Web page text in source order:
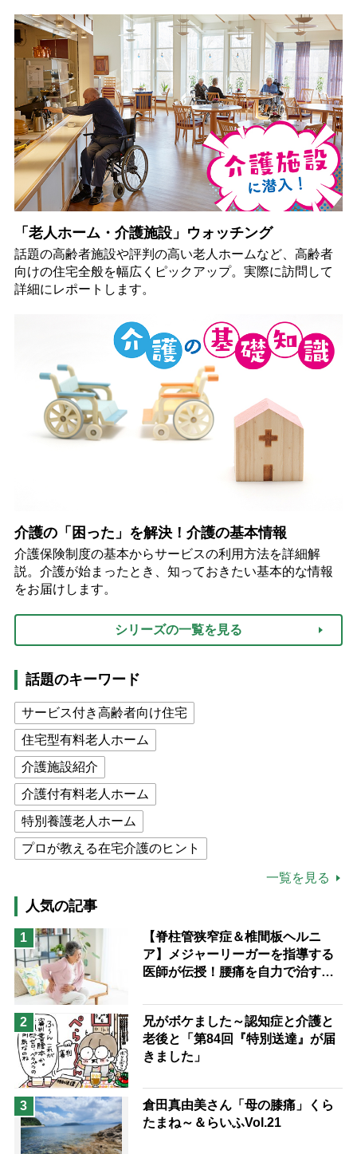
「老人ホーム・介護施設」ウォッチング
話題の高齢者施設や評判の高い老人ホームなど、高齢者
向けの住宅全般を幅広くピックアップ。実際に訪問して
詳細にレポートします。
介護の「困った」を解決！介護の基本情報
介護保険制度の基本からサービスの利用方法を詳細解
説。介護が始まったとき、知っておきたい基本的な情報
をお届けします。
シリーズの一覧を見る
話題のキーワード
サービス付き高齢者向け住宅
住宅型有料老人ホーム
介護施設紹介
介護付有料老人ホーム
特別養護老人ホーム
プロが教える在宅介護のヒント
高木ブー
ケアマネジャー
猫が母になつきません
息子の遠距離介護サバイバル術
兄がボケました
予防法
一覧を見る
人気の記事
1
【脊柱管狭窄症＆椎間板ヘルニ
ア】メジャーリーガーを指導する
医師が伝授！腰痛を自力で治す運
2
兄がボケました～認知症と介護と
老後と「第84回『特別送達』が届
きました」
3
倉田真由美さん「母の膝痛」くら
たまね～＆らいふVol.21